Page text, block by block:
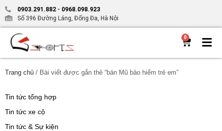
0903.291.882 - 0968.098.923
Số 396 Đường Láng, Đống Đa, Hà Nội
0
Trang chủ / Bài viết được gắn thẻ “bán Mũ bảo hiểm trẻ em”
Tin tức tổng hợp
Tin tức xe cộ
Tin tức & Sự kiện